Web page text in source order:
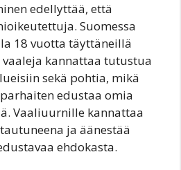
edellyttää, että
Suomessa
18 vuotta täyttäneillä
vaaleja kannattaa tutustua
sekä pohtia, mikä
edustaa omia
Vaaliuurnille kannattaa
ja äänestää
ehdokasta.